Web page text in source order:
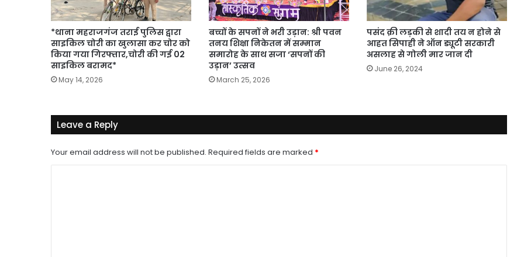
*थाना महराजगंज तराई पुलिस द्वारा
साइकिल चोरी का खुलासा कर चोर को
किया गया गिरफ्तार,चोरी की गई 02
साइकिल बरामद*
May 14, 2026
बच्चों के सपनों ने भरी उड़ान: श्री पवन
तनय शिक्षा निकेतन में सम्मान
समारोह के साथ सजा ‘सपनों की
उड़ान’ उत्सव
March 25, 2026
पसंद क़ी लड़की से शादी तय न होने से
आहत सिपाही ने ऑन ड्यूटी सरकारी
असलाह से गोली मार जान दी
June 26, 2024
Leave a Reply
Your email address will not be published. Required fields are marked *